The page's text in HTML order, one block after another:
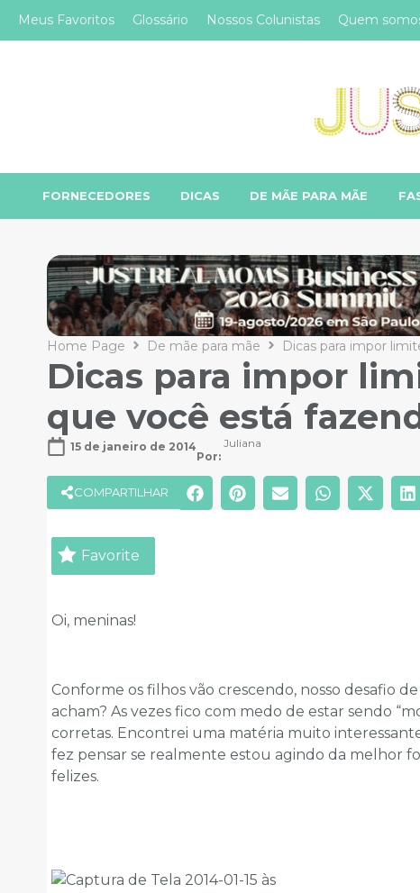
Meus Favoritos Glossário Nossos Colunistas Quem
FORNECEDORES DICAS DE MÃE PARA MÃE
Home Page De mãe para mãe Dicas para impor
Dicas para impor
que você está
15 de janeiro de 2014
Por:
Juliana
COMPARTILHAR
Favorite
Oi, meninas!
Conforme os filhos vão crescendo, nosso desafio
acham? As vezes fico com medo de estar sendo
corretas. Encontrei uma matéria muito
fez pensar se realmente estou agindo da melhor
felizes.